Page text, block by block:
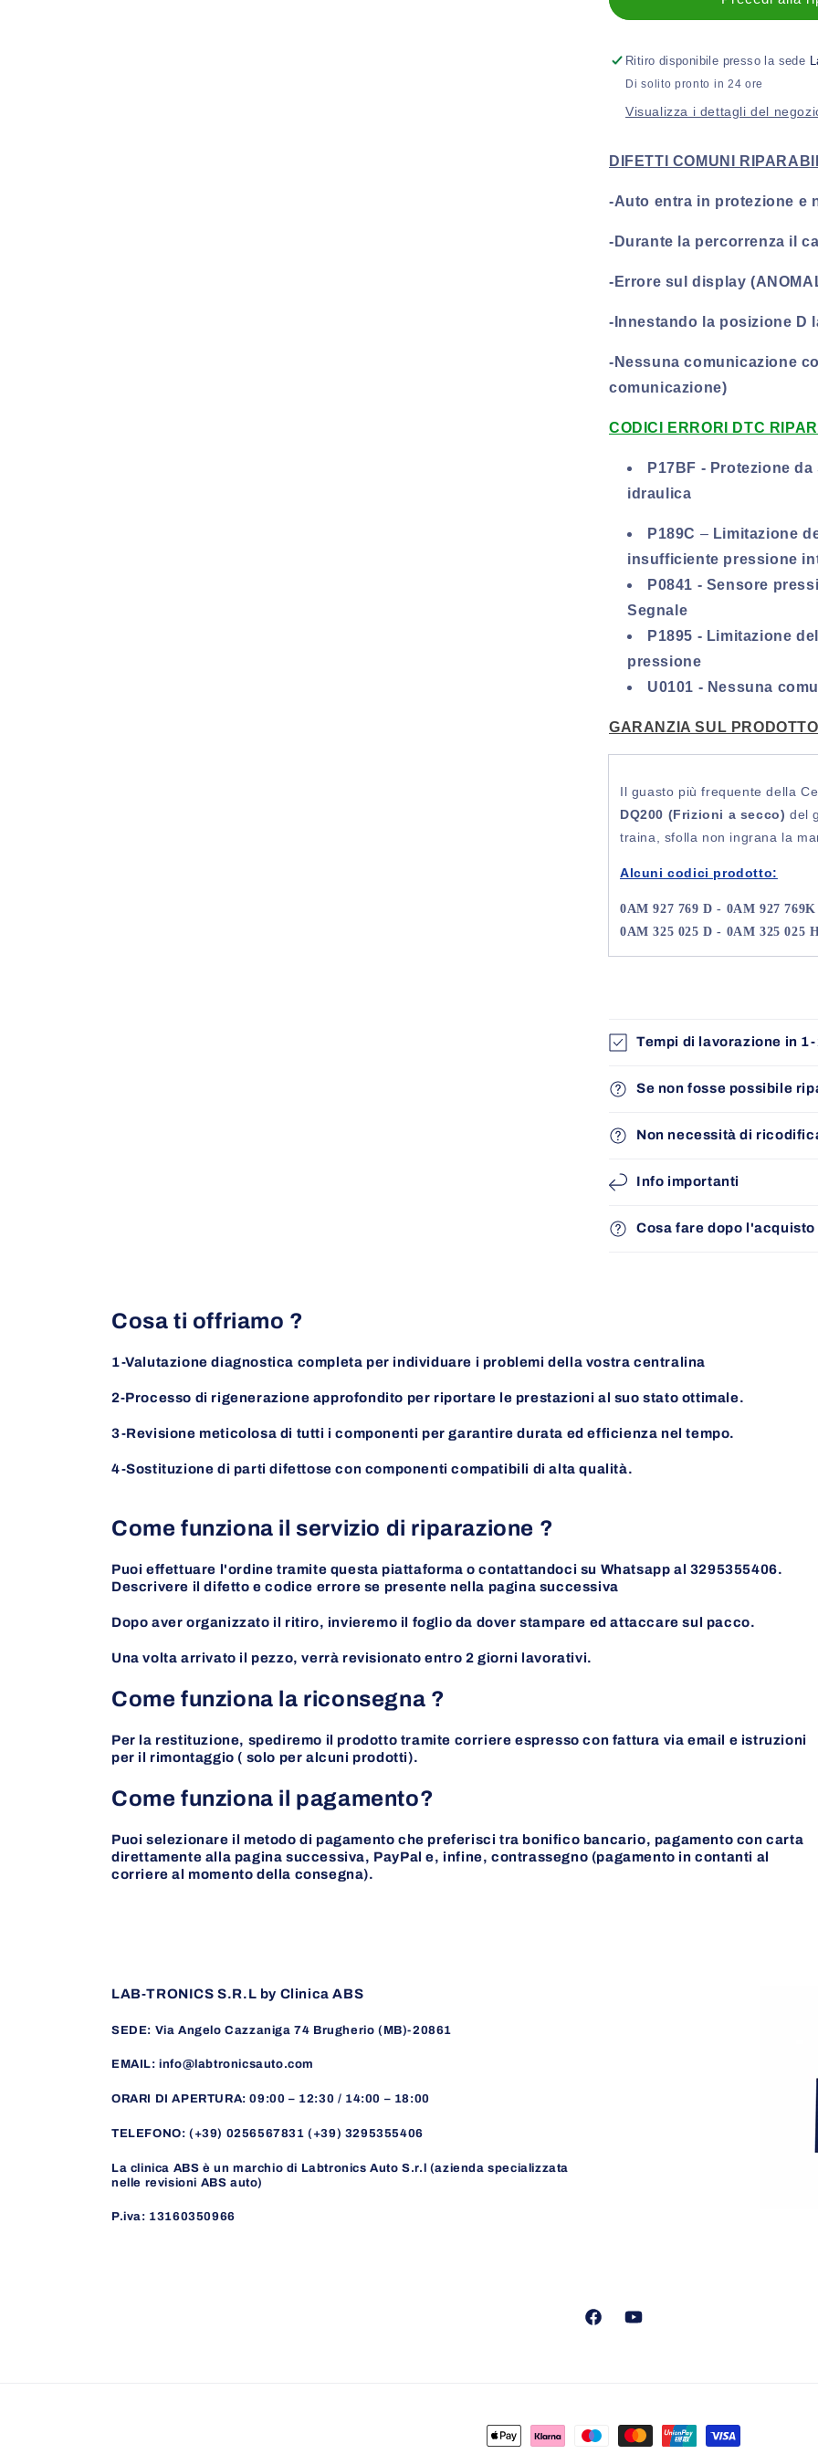
Centralina
Volkswagen
Polo
DQ200
0AM
7
(2009-
Centralina
Volkswagen
Polo
0AM
7
(2009-
Ritiro disponibile presso la sede
Di solito pronto in 24 ore
Visualizza i dettagli del
DIFETTI COMUNI
-Auto entra in protezione e
-Durante la percorrenza il
-Errore sul display
-Innestando la posizione D
-Nessuna comunicazione
comunicazione)
CODICI ERRORI DTC
P17BF - Protezione
idraulica
P189C – Limitazione
insufficiente pressione
P0841 - Sensore
Segnale
P1895 - Limitazione
pressione
U0101 - Nessuna
GARANZIA SUL PRODOTTO
Il guasto più frequente della
DQ200 (Frizioni a secco) del
traina, sfolla non ingrana la
Alcuni codici prodotto:
0AM 927 769 D - 0AM 927
0AM 325 025 D - 0AM 325 025
Tempi di lavorazione in
Se non fosse possibile
Non necessità di
Info importanti
Cosa fare dopo
Cosa ti offriamo ?
1-Valutazione diagnostica completa per individuare i problemi della vostra centralina
2-Processo di rigenerazione approfondito per riportare le prestazioni al suo stato ottimale.
3-Revisione meticolosa di tutti i componenti per garantire durata ed efficienza nel tempo.
4-Sostituzione di parti difettose con componenti compatibili di alta qualità.
Come funziona il servizio di riparazione ?
Puoi effettuare l'ordine tramite questa piattaforma o contattandoci su Whatsapp al 3295355406.
Descrivere il difetto e codice errore se presente nella pagina successiva
Dopo aver organizzato il ritiro, invieremo il foglio da dover stampare ed attaccare sul pacco.
Una volta arrivato il pezzo, verrà revisionato entro 2 giorni lavorativi.
Come funziona la riconsegna ?
Per la restituzione, spediremo il prodotto tramite corriere espresso con fattura via email e istruzioni
per il rimontaggio ( solo per alcuni prodotti).
Come funziona il pagamento?
Puoi selezionare il metodo di pagamento che preferisci tra bonifico bancario, pagamento con carta
direttamente alla pagina successiva, PayPal e, infine, contrassegno (pagamento in contanti al
corriere al momento della consegna).
LAB-TRONICS S.R.L by Clinica ABS
SEDE: Via Angelo Cazzaniga 74 Brugherio (MB)-20861
EMAIL: info@labtronicsauto.com
ORARI DI APERTURA: 09:00 – 12:30 / 14:00 – 18:00
TELEFONO: (+39) 0256567831 (+39) 3295355406
La clinica ABS è un marchio di Labtronics Auto S.r.l (azienda specializzata
nelle revisioni ABS auto)
P.iva: 13160350966
FacebookYouTube
Metodi